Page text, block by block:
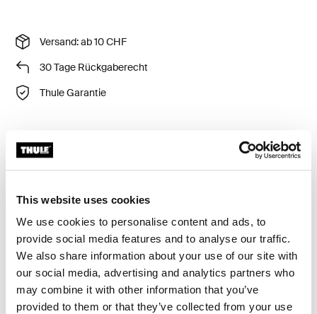
This website uses cookies
We use cookies to personalise content and ads, to
provide social media features and to analyse our traffic.
We also share information about your use of our site with
our social media, advertising and analytics partners who
may combine it with other information that you’ve
provided to them or that they’ve collected from your use
Versand: ab 10 CHF
30 Tage Rückgaberecht
Thule Garantie
Kratzerfreier Transport für empfindliche Gegenstände.
Toggle overview
Beschreibung des Produkts
Toggle features
Alle Eigenschaften